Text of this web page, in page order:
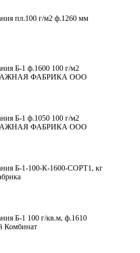
пл.100 г/м2 ф.1260 мм
Б-1 ф.1600 100 г/м2
ФАБРИКА ООО
Б-1 ф.1050 100 г/м2
ФАБРИКА ООО
Б-1-100-К-1600-СОРТ1, кг
Б-1 100 г/кв.м, ф.1610
Комбинат